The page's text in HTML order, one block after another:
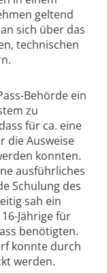
geltend
sich über das
technischen
Behörde ein
zu
für ca. eine
die Ausweise
konnten.
ausführliches
Schulung des
sah ein
Jährige für
benötigten.
konnte durch
werden.